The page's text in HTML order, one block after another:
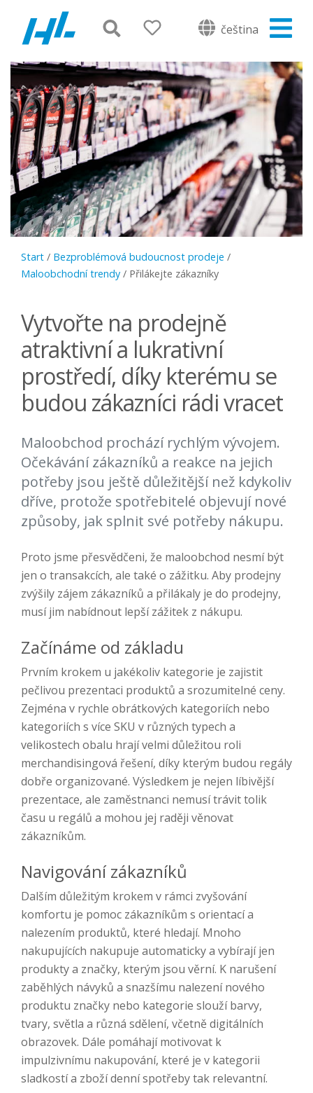
čeština
Start / Bezproblémová budoucnost prodeje /
Maloobchodní trendy / Přilákejte zákazníky
Vytvořte na prodejně
atraktivní a lukrativní
prostředí, díky kterému se
budou zákazníci rádi vracet
Maloobchod prochází rychlým vývojem.
Očekávání zákazníků a reakce na jejich
potřeby jsou ještě důležitější než kdykoliv
dříve, protože spotřebitelé objevují nové
způsoby, jak splnit své potřeby nákupu.
Proto jsme přesvědčeni, že maloobchod nesmí být
jen o transakcích, ale také o zážitku. Aby prodejny
zvýšily zájem zákazníků a přilákaly je do prodejny,
musí jim nabídnout lepší zážitek z nákupu.
Začínáme od základu
Prvním krokem u jakékoliv kategorie je zajistit
pečlivou prezentaci produktů a srozumitelné ceny.
Zejména v rychle obrátkových kategoriích nebo
kategoriích s více SKU v různých typech a
velikostech obalu hrají velmi důležitou roli
merchandisingová řešení, díky kterým budou regály
dobře organizované. Výsledkem je nejen líbivější
prezentace, ale zaměstnanci nemusí trávit tolik
času u regálů a mohou jej raději věnovat
zákazníkům.
Navigování zákazníků
Dalším důležitým krokem v rámci zvyšování
komfortu je pomoc zákazníkům s orientací a
nalezením produktů, které hledají. Mnoho
nakupujících nakupuje automaticky a vybírají jen
produkty a značky, kterým jsou věrní. K narušení
zaběhlých návyků a snazšímu nalezení nového
produktu značky nebo kategorie slouží barvy,
tvary, světla a různá sdělení, včetně digitálních
obrazovek. Dále pomáhají motivovat k
impulzivnímu nakupování, které je v kategorii
sladkostí a zboží denní spotřeby tak relevantní.